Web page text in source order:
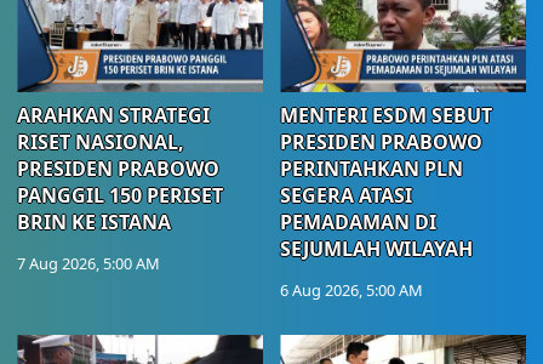
ARAHKAN STRATEGI
RISET NASIONAL,
PRESIDEN PRABOWO
PANGGIL 150 PERISET
BRIN KE ISTANA
7 Aug 2026, 5:00 AM
MENTERI ESDM SEBUT
PRESIDEN PRABOWO
PERINTAHKAN PLN
SEGERA ATASI
PEMADAMAN DI
SEJUMLAH WILAYAH
6 Aug 2026, 5:00 AM